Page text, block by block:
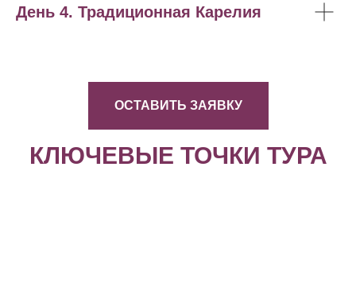
День 4. Традиционная Карелия
ОСТАВИТЬ ЗАЯВКУ
КЛЮЧЕВЫЕ ТОЧКИ ТУРА